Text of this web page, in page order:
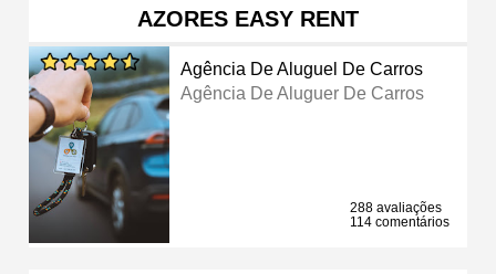
AZORES EASY RENT
Agência De Aluguel De Carros
Agência De Aluguer De Carros
288 avaliações
114 comentários